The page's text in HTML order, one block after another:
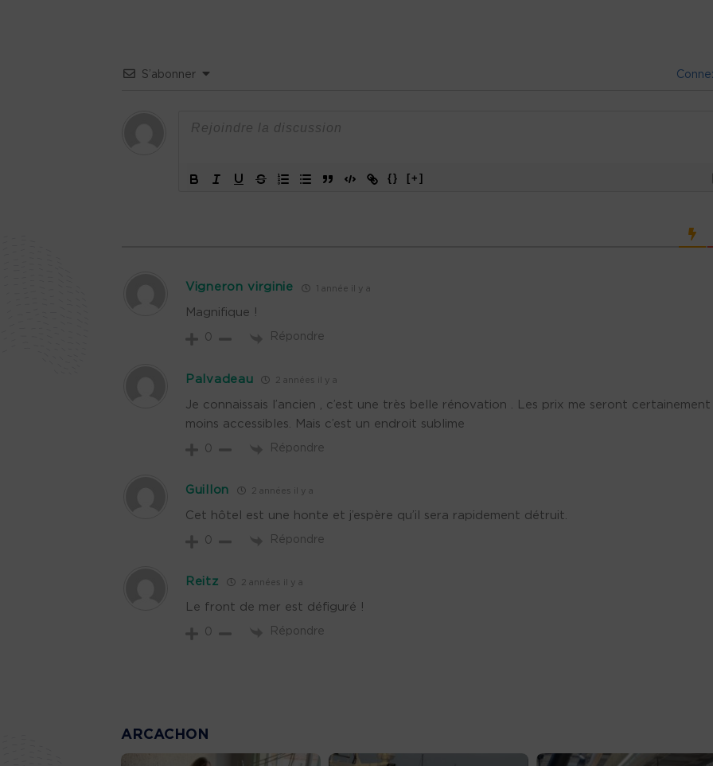
S’abonner
{} [+]
Vigneron virginie 1 année il y a
Magnifique !
0 Répondre
Palvadeau 2 années il y a
Je connaissais l’ancien , c’est une très belle rénovation . Les prix me seront certainement
moins accessibles. Mais c’est un endroit sublime
0 Répondre
Guillon 2 années il y a
Cet hôtel est une honte et j’espère qu’il sera rapidement détruit.
0 Répondre
Reitz 2 années il y a
Le front de mer est défiguré !
0 Répondre
ARCACHON